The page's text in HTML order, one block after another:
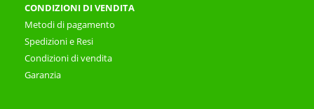
CONDIZIONI DI VENDITA
Metodi di pagamento
Spedizioni e Resi
Condizioni di vendita
Garanzia